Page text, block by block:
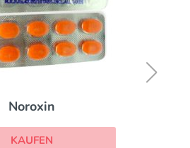
Noroxin
KAUFEN